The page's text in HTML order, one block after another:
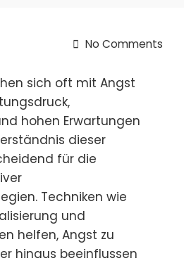
No Comments
sich oft mit Angst
hohen Erwartungen
dieser
für die
Techniken wie
und
helfen, Angst zu
hinaus beeinflussen